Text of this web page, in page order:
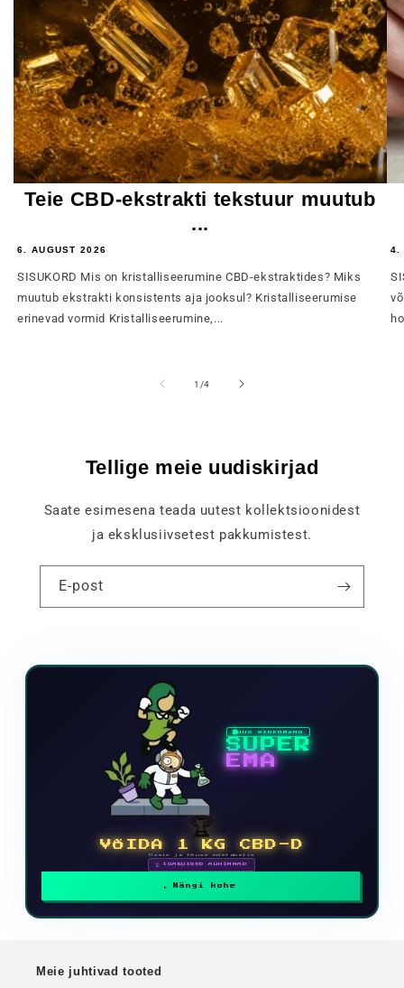
Teie CBD-ekstrakti tekstuur muutub
...
6. AUGUST 2026
SISUKORD Mis on kristalliseerumine CBD-ekstraktides? Miks
muutub ekstrakti konsistents aja jooksul? Kristalliseerumise
erinevad vormid Kristalliseerumine,...
4.
1 /of
4
Tellige meie uudiskirjad
Saate esimesena teada uutest kollektsioonidest
ja eksklusiivsetest pakkumistest.
E-post
UUS VIDEOMÄNG
SUPER
EMA
🏆
VÕIDA 1 KG CBD-D
Osale ja tõuse edetabelis
🗓 IGAKUISED AUHINNAD
Mängi kohe
Meie juhtivad tooted